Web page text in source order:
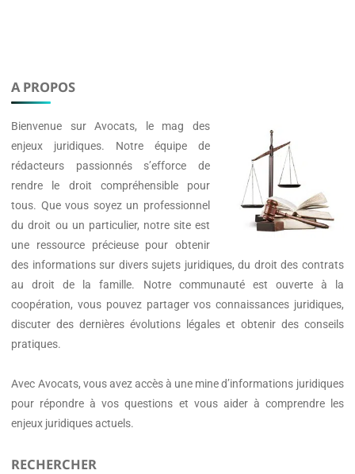
A PROPOS
Bienvenue surAvocats, le mag des
enjeux juridiques. Notre équipe de
rédacteurs passionnés s’efforce de
rendre le droit compréhensible pour
tous. Que vous soyez un professionnel
du droit ou un particulier, notre site est
une ressource précieuse pour obtenir
des informations sur divers sujets juridiques, du droit des contrats
au droit de la famille. Notre communauté est ouverte à la
coopération, vous pouvez partager vos connaissances juridiques,
discuter des dernières évolutions légales et obtenir des conseils
pratiques.
Avec Avocats, vous avez accès à une mine d’informations juridiques
pour répondre à vos questions et vous aider à comprendre les
enjeux juridiques actuels.
RECHERCHER